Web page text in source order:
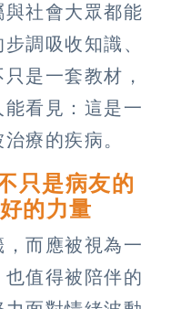
社會大眾都能
調吸收知識、
是一套教材，
看見：這是一
療的疾病。
是病友的
的力量
而應被視為一
值得被陪伴的